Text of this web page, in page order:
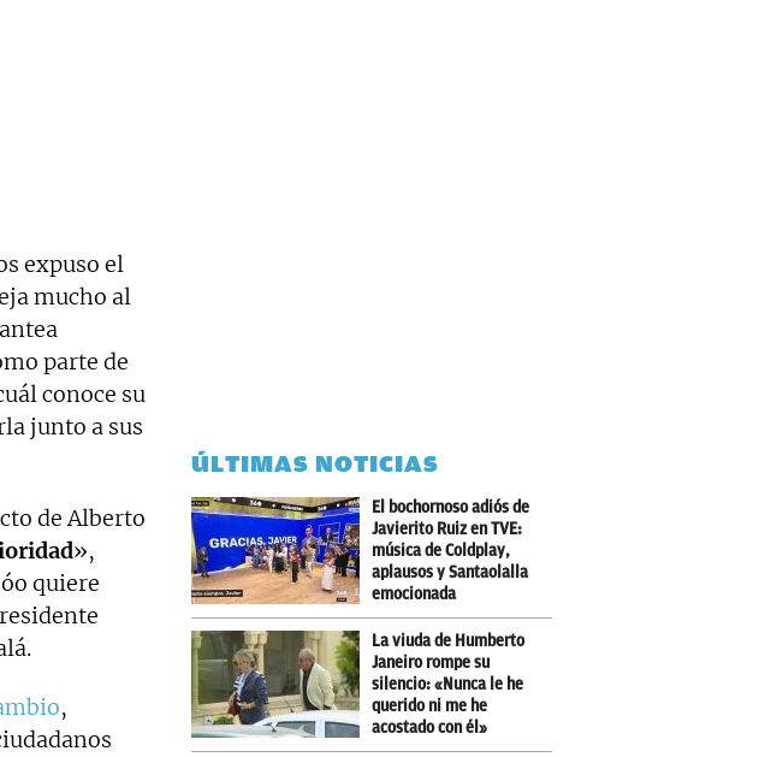
expuso el
mucho al
parte de
conoce su
junto a sus
de Alberto
»,
quiere
,
ÚLTIMAS NOTICIAS
El bochornoso adiós de
Javierito Ruiz en TVE:
música de Coldplay,
aplausos y Santaolalla
emocionada
La viuda de Humberto
Janeiro rompe su
silencio: «Nunca le he
querido ni me he
acostado con él»